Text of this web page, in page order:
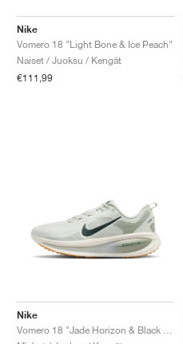
Nike
Vomero 18 "Light Bone & Ice Peach"
Naiset / Juoksu / Kengät
€111,99
Nike